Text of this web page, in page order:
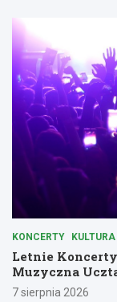
KONCERTY KULTURA
Letnie
Muzyczna
7 sierpnia 2026